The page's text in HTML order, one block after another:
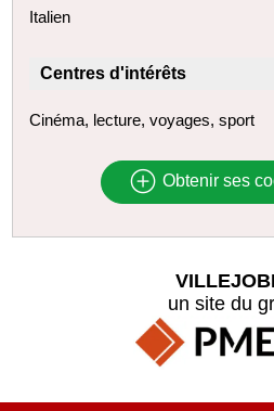
Italien
Centres d'intérêts
Cinéma, lecture, voyages, sport
Obtenir ses
un site du